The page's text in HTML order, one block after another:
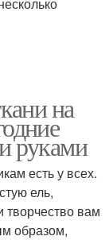
на
руками
есть у всех.
ель,
вам
образом,